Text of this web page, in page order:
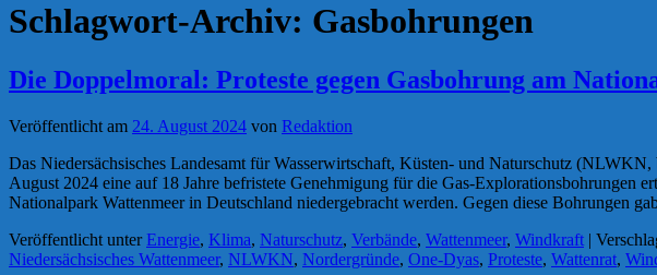
Schlagwort-Archiv: Gasbohrungen
Die Doppelmoral: Proteste gegen Gasbohrung am
Veröffentlicht am 24. August 2024 von Redaktion
Das Niedersächsisches Landesamt für Wasserwirtschaft, Küsten- und Naturschutz
August 2024 eine auf 18 Jahre befristete Genehmigung für die Gas-Explorationsbohrungen
Nationalpark Wattenmeer in Deutschland niedergebracht werden. Gegen diese Bohrungen
Veröffentlicht unter Energie, Klima, Naturschutz, Verbände, Wattenmeer, Windkraft |
Niedersächsisches Wattenmeer, NLWKN, Nordergründe, One-Dyas, Proteste, Wattenrat,